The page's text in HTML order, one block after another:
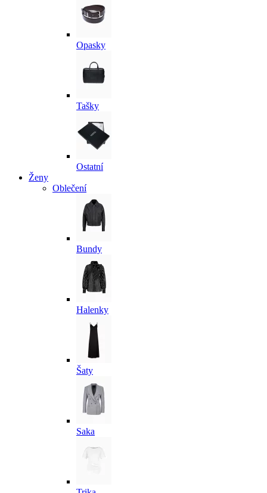
Opasky
Tašky
Ostatní
Ženy
Oblečení
Bundy
Halenky
Šaty
Saka